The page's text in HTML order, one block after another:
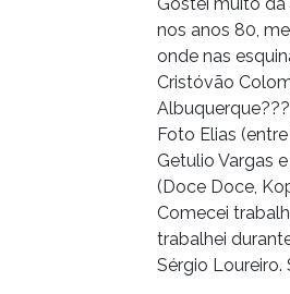
Gostei muito
nos anos 80,
onde nas
Cristóvão
Foto Elias
Getulio Vargas
(Doce Doce,
Comecei
trabalhei
Sérgio Loureiro.